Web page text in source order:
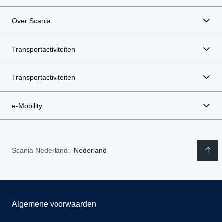
Over Scania
Transportactiviteiten
Transportactiviteiten
e-Mobility
Scania Nederland: Nederland
Algemene voorwaarden